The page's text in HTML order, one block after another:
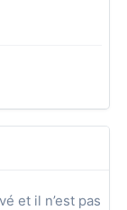
et il n’est pas